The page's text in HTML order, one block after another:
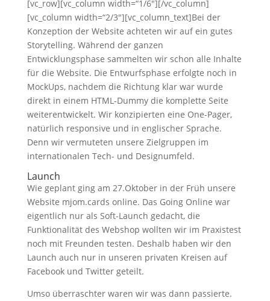
[vc_row][vc_column width=“1/6″][/vc_column]
[vc_column width=“2/3″][vc_column_text]Bei der
Konzeption der Website achteten wir auf ein gutes
Storytelling. Während der ganzen
Entwicklungsphase sammelten wir schon alle Inhalte
für die Website. Die Entwurfsphase erfolgte noch in
MockUps, nachdem die Richtung klar war wurde
direkt in einem HTML-Dummy die komplette Seite
weiterentwickelt. Wir konzipierten eine One-Pager,
natürlich responsive und in englischer Sprache.
Denn wir vermuteten unsere Zielgruppen im
internationalen Tech- und Designumfeld.
Launch
Wie geplant ging am 27.Oktober in der Früh unsere
Website mjom.cards online. Das Going Online war
eigentlich nur als Soft-Launch gedacht, die
Funktionalität des Webshop wollten wir im Praxistest
noch mit Freunden testen. Deshalb haben wir den
Launch auch nur in unseren privaten Kreisen auf
Facebook und Twitter geteilt.
Umso überraschter waren wir was dann passierte.